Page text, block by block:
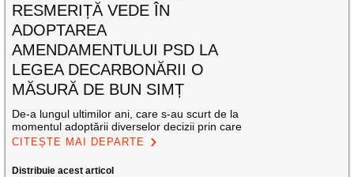
RESMERIȚĂ VEDE ÎN
ADOPTAREA
AMENDAMENTULUI PSD LA
LEGEA DECARBONĂRII O
MĂSURĂ DE BUN SIMȚ
De-a lungul ultimilor ani, care s-au scurt de la
momentul adoptării diverselor decizii prin care
CITEȘTE MAI DEPARTE
Distribuie acest articol